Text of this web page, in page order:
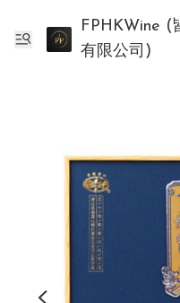
FPHKWine (皆盈國際貿易
有限公司)